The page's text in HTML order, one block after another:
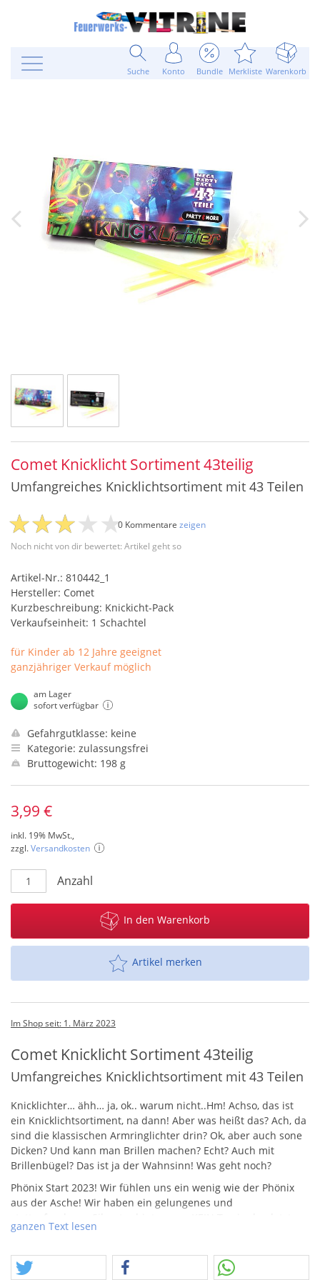
Suche Konto Bundle Merkliste Warenkorb
Comet Knicklicht Sortiment 43teilig
Umfangreiches Knicklichtsortiment mit 43 Teilen
Noch nicht von dir bewertet: Artikel geht so
0 Kommentare zeigen
Artikel-Nr.: 810442_1
Hersteller: Comet
Kurzbeschreibung: Knickicht-Pack
Verkaufseinheit: 1 Schachtel
für Kinder ab 12 Jahre geeignet
ganzjähriger Verkauf möglich
am Lager
sofort verfügbar
Gefahrgutklasse: keine
Kategorie: zulassungsfrei
Bruttogewicht: 198 g
3,99 €
inkl. 19% MwSt.,
zzgl.Versandkosten
Anzahl
In den Warenkorb
Artikel merken
Im Shop seit: 1. März 2023
Comet Knicklicht Sortiment 43teilig
Umfangreiches Knicklichtsortiment mit 43 Teilen
Knicklichter… ähh… ja, ok.. warum nicht..Hm! Achso, das ist
ein Knicklichtsortiment, na dann! Aber was heißt das? Ach, da
sind die klassischen Armringlichter drin? Ok, aber auch sone
Dicken? Und kann man Brillen machen? Echt? Auch mit
Brillenbügel? Das ist ja der Wahnsinn! Was geht noch?
Phönix Start 2023! Wir fühlen uns ein wenig wie der Phönix
aus der Asche! Wir haben ein gelungenes und
stattgefundenes Silvester hinter uns.
3 Jahren war besser, um das so zu sehen, muss man kein
Sachen Feuerwerk kurzfristig entspannter als noch zuletzt.
Die Menschen haben deutlich gezeigt, dass sie Feuerwerk
ganzen Text lesen